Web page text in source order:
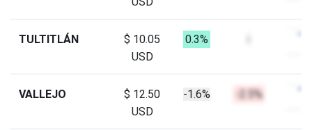
TULTITLÁN
$ 10.05
USD
0.3%
VALLEJO
$ 12.50
USD
-1.6% -2.5%